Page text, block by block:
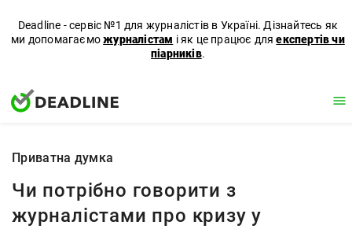
Deadline - сервіс №1 для журналістів в Україні. Дізнайтесь як
ми допомагаєможурналістам і як це працює дляекспертів чи
піарників.
Приватна думка
Чи потрібно говорити з
журналістами про кризу у